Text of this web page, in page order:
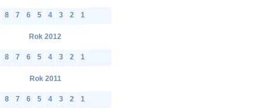
8 7 6 5 4 3 2 1
Rok 2012
8 7 6 5 4 3 2 1
Rok 2011
8 7 6 5 4 3 2 1